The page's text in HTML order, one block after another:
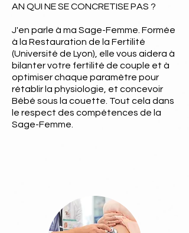
AN QUI NE SE CONCRETISE PAS ?
J'en parle à ma Sage-Femme. Formée
à la Restauration de la Fertilité
(Université de Lyon), elle vous aidera à
bilanter votre fertilité de couple et à
optimiser chaque paramètre pour
rétablir la physiologie, et concevoir
Bébé sous la couette. Tout cela dans
le respect des compétences de la
Sage-Femme.